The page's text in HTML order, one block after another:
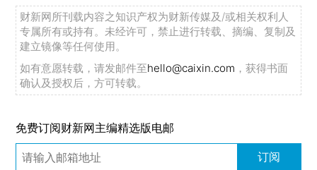
计划，将企业部门和家庭部门的资产负债表损失转
移到政府的资产负债表上，虽然主权债务水平大幅
上升，但不会抑制消费和支出。然而，人们习惯性
地认为，这不会导致通胀，就像2008年金融危机
后那样。于是，各国央行表示：我们不必做出反
素，短期内也许会发生通胀。事实也的确如此。当
各国央行最终被迫做出反应时，经济已经历了几十
财新网所刊载内容之知识产权为财新传媒及/或相关权利人
专属所有或持有。未经许可，禁止进行转载、摘编、复制及
建立镜像等任何使用。
如有意愿转载，请发邮件至hello@caixin.com ，获得书面
确认及授权后，方可转载。
免费订阅财新网主编精选版电邮
订阅